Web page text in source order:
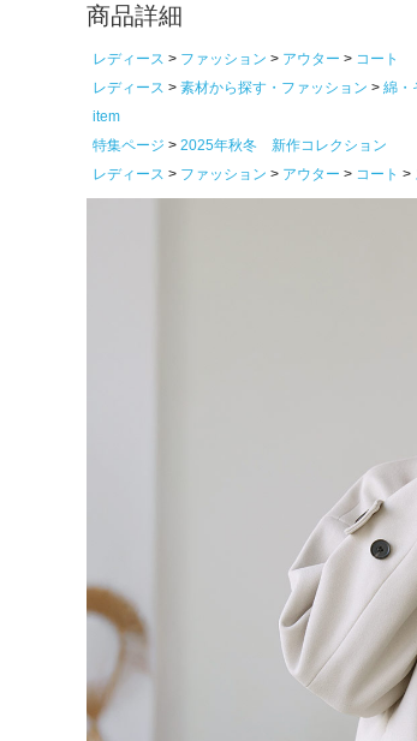
商品詳細
レディース ファッション アウター
コート
レディース
素材から探す・ファッション 綿・
item
特集ページ
2025年秋冬 新作コレクション
レディース
ファッション アウター コート